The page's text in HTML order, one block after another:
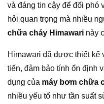
và đáng tin cậy để đối phó
hỏi quan trọng mà nhiều
chữa cháy Himawari này
Himawari đã được thiết kế
tiến, đảm bảo tính ổn định
dụng của máy bơm chữa
nhiều yếu tố như tần suất